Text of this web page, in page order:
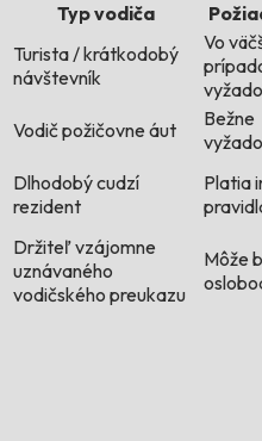
Typ vodiča
Turista / krátkodobý
návštevník
Vo
Vodič požičovne áut
Bežne
Dlhodobý cudzí
rezident
Platia
Držiteľ vzájomne
uznávaného
vodičského preukazu
Môže